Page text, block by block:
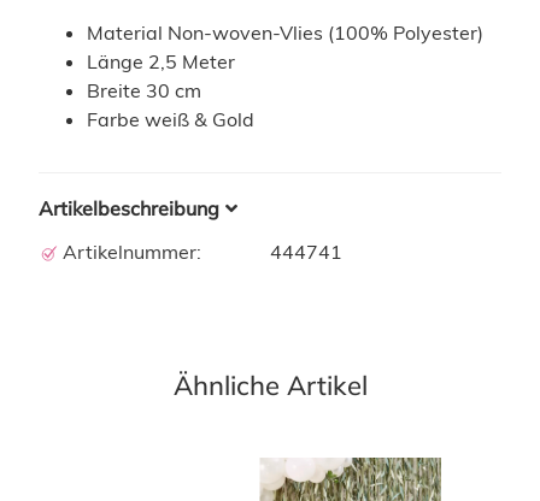
Material Non-woven-Vlies (100% Polyester)
Länge 2,5 Meter
Breite 30 cm
Farbe weiß & Gold
Artikelbeschreibung
Artikelnummer:
444741
Ähnliche Artikel